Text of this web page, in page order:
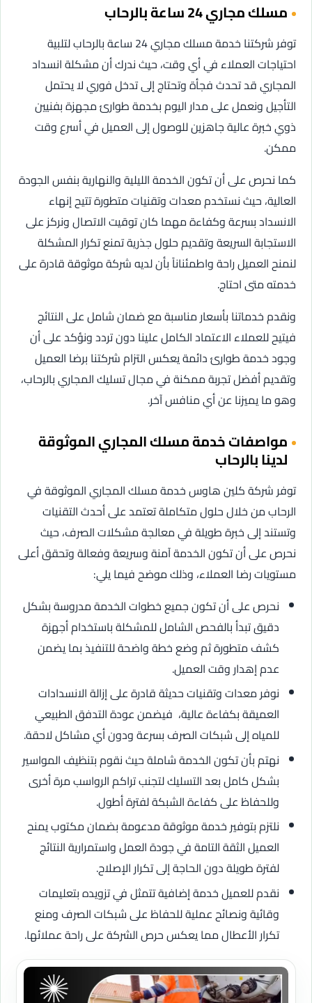
مسلك مجاري 24 ساعة بالرحاب
توفر شركتنا خدمة مسلك مجاري 24 ساعة بالرحاب لتلبية
احتياجات العملاء في أي وقت، حيث ندرك أن مشكلة انسداد
المجاري قد تحدث فجأة وتحتاج إلى تدخل فوري لا يحتمل
التأجيل ونعمل على مدار اليوم بخدمة طوارئ مجهزة بفنيين
ذوي خبرة عالية جاهزين للوصول إلى العميل في أسرع وقت
ممكن.
كما نحرص على أن تكون الخدمة الليلية والنهارية بنفس الجودة
العالية، حيث نستخدم معدات وتقنيات متطورة تتيح إنهاء
الانسداد بسرعة وكفاءة مهما كان توقيت الاتصال ونركز على
الاستجابة السريعة وتقديم حلول جذرية تمنع تكرار المشكلة
لنمنح العميل راحة واطمئناناً بأن لديه شركة موثوقة قادرة على
خدمته متى احتاج.
ونقدم خدماتنا بأسعار مناسبة مع ضمان شامل على النتائج
فيتيح للعملاء الاعتماد الكامل علينا دون تردد ونؤكد على أن
وجود خدمة طوارئ دائمة يعكس التزام شركتنا برضا العميل
وتقديم أفضل تجربة ممكنة في مجال تسليك المجاري بالرحاب،
وهو ما يميزنا عن أي منافس آخر.
مواصفات خدمة مسلك المجاري الموثوقة
لدينا بالرحاب
توفر شركة كلين هاوس خدمة مسلك المجاري الموثوقة في
الرحاب من خلال حلول متكاملة تعتمد على أحدث التقنيات
وتستند إلى خبرة طويلة في معالجة مشكلات الصرف، حيث
نحرص على أن تكون الخدمة آمنة وسريعة وفعالة وتحقق أعلى
مستويات رضا العملاء، وذلك موضح فيما يلي:
نحرص على أن تكون جميع خطوات الخدمة مدروسة بشكل
دقيق تبدأ بالفحص الشامل للمشكلة باستخدام أجهزة
كشف متطورة ثم وضع خطة واضحة للتنفيذ بما يضمن
عدم إهدار وقت العميل.
نوفر معدات وتقنيات حديثة قادرة على إزالة الانسدادات
العميقة بكفاءة عالية، فيضمن عودة التدفق الطبيعي
للمياه إلى شبكات الصرف بسرعة ودون أي مشاكل لاحقة.
نهتم بأن تكون الخدمة شاملة حيث نقوم بتنظيف المواسير
بشكل كامل بعد التسليك لتجنب تراكم الرواسب مرة أخرى
وللحفاظ على كفاءة الشبكة لفترة أطول.
نلتزم بتوفير خدمة موثوقة مدعومة بضمان مكتوب يمنح
العميل الثقة التامة في جودة العمل واستمرارية النتائج
لفترة طويلة دون الحاجة إلى تكرار الإصلاح.
نقدم للعميل خدمة إضافية تتمثل في تزويده بتعليمات
وقائية ونصائح عملية للحفاظ على شبكات الصرف ومنع
تكرار الأعطال مما يعكس حرص الشركة على راحة عملائها.